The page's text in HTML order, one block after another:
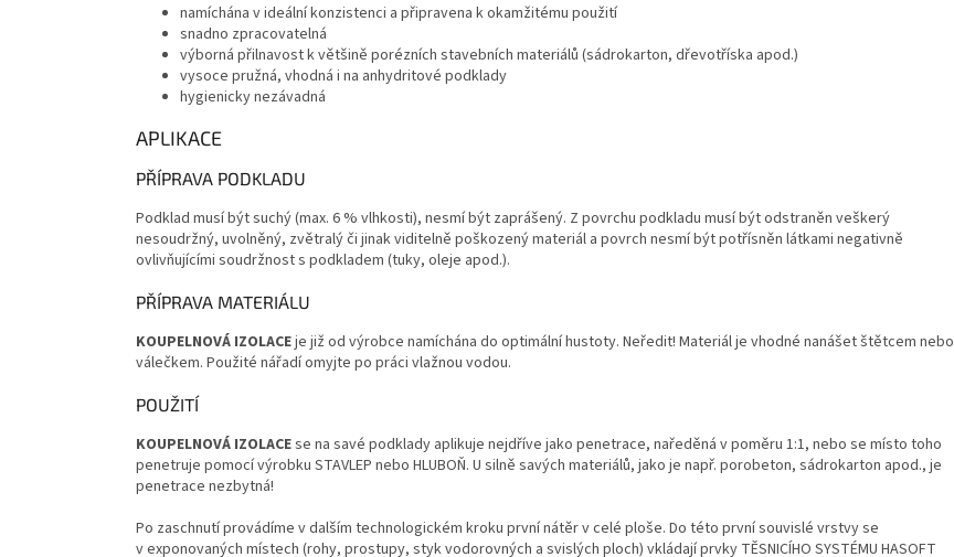
namíchána v ideální konzistenci a připravena k okamžitému použití
snadno zpracovatelná
výborná přilnavost k většině porézních stavebních materiálů (sádrokarton, dřevotříska apod.)
vysoce pružná, vhodná i na anhydritové podklady
hygienicky nezávadná
APLIKACE
PŘÍPRAVA PODKLADU
Podklad musí být suchý (max. 6 % vlhkosti), nesmí být zaprášený. Z povrchu podkladu musí být odstraněn veškerý
nesoudržný, uvolněný, zvětralý či jinak viditelně poškozený materiál a povrch nesmí být potřísněn látkami negativně
ovlivňujícími soudržnost s podkladem (tuky, oleje apod.).
PŘÍPRAVA MATERIÁLU
KOUPELNOVÁ IZOLACEje již od výrobce namíchána do optimální hustoty. Neředit! Materiál je vhodné nanášet štětcem nebo
válečkem. Použité nářadí omyjte po práci vlažnou vodou.
POUŽITÍ
KOUPELNOVÁ IZOLACEse na savé podklady aplikuje nejdříve jako penetrace, naředěná v poměru 1:1, nebo se místo toho
penetruje pomocí výrobku STAVLEP nebo HLUBOŇ. U silně savých materiálů, jako je např. porobeton, sádrokarton apod., je
penetrace nezbytná!
Po zaschnutí provádíme v dalším technologickém kroku první nátěr v celé ploše. Do této první souvislé vrstvy se
v exponovaných místech (rohy, prostupy, styk vodorovných a svislých ploch) vkládají prvky TĚSNICÍHO SYSTÉMU HASOFT